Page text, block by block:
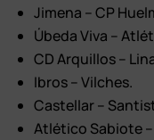
Jimena – CP
Úbeda Viva –
CD Arquillos –
Ibros – Vilches.
Castellar –
Atlético Sabiote –